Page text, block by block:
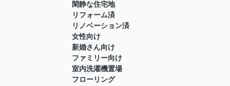
閑静な住宅地
リフォーム済
リノベーション済
女性向け
新婚さん向け
ファミリー向け
室内洗濯機置場
フローリング